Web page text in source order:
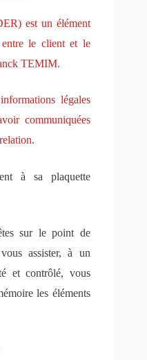
est un élément
le client et le
TEMIM.
légales
communiquées
à sa plaquette
sur le point de
assister, à un
et contrôlé, vous
les éléments